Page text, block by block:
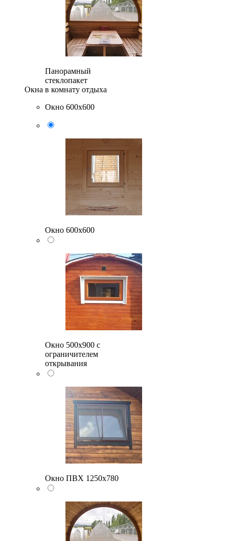
Панорамный
стеклопакет
Окна в комнату отдыха
Окно 600х600
Окно 600х600
Окно 500x900 с
ограничителем
открывания
Окно ПВХ 1250х780